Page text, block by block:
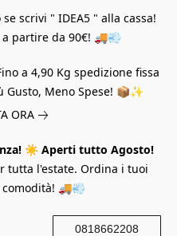
scrivi " IDEA5 " alla cassa!
partire da 90€! 🚚💨
a 4,90 Kg spedizione fissa
Gusto, Meno Spese! 📦✨
ORA
☀️ Aperti tutto Agosto!
tutta l'estate. Ordina i tuoi
🚚💨
0818662208